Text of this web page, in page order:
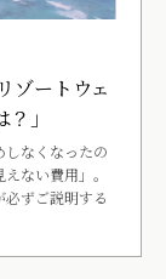
ゾートウェ
」
なくなったの
ない費用」。
ずご説明する